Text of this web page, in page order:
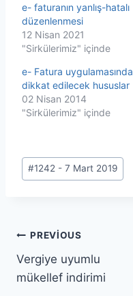
e- faturanın yanlış-hatalı
düzenlenmesi
12 Nisan 2021
"Sirkülerimiz" içinde
e- Fatura uygulamasında
dikkat edilecek hususlar
02 Nisan 2014
"Sirkülerimiz" içinde
Post
Tags:
#1242 - 7 Mart 2019
Yazı
gezinmesi
PREVIOUS
Vergiye uyumlu
mükellef indirimi